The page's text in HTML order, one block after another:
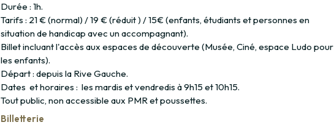
Durée : 1h.
Tarifs : 21 € (normal) / 19 € (réduit ) / 15€ (enfants, étudiants et personnes en
situation de handicap avec un accompagnant).
Billet incluant l'accès aux espaces de découverte (Musée, Ciné, espace Ludo pour
les enfants).
Départ : depuis la Rive Gauche.
Dates et horaires : les mardis et vendredis à 9h15 et 10h15.
Tout public, non accessible aux PMR et poussettes.
Billetterie